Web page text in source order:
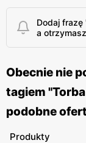
Dodaj frazę
a
Obecnie nie
tagiem
podobne
Produkty